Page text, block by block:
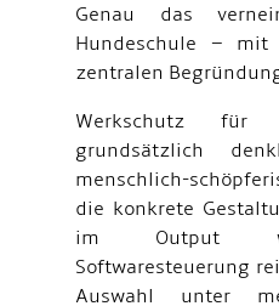
Genau das
Hundeschule –
zentralen
Werkschutz
grundsätzlich
menschlich-
die konkrete
im Output
Softwaresteuerung
Auswahl unter